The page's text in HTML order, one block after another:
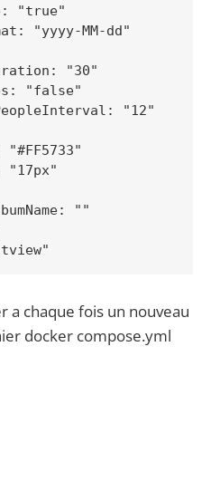
"true"
"yyyy-MM-dd"
"30"
"false"
"12"
"#FF5733"
"17px"
""
a chaque fois un nouveau
docker compose.yml